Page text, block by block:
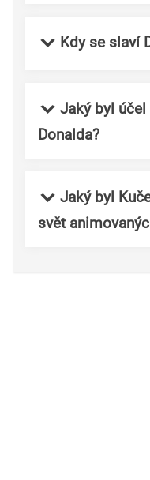
Kdy se slaví
Jaký byl účel
Donalda?
Jaký byl
svět